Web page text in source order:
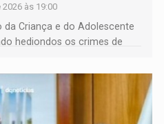
às 19:00
da Criança e do Adolescente
hediondos os crimes de